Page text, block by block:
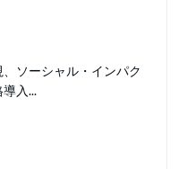
ソーシャル・インパク
導入...